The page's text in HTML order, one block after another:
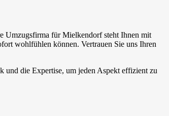
Umzugsfirma für Mielkendorf steht Ihnen mit
wohlfühlen können. Vertrauen Sie uns Ihren
und die Expertise, um jeden Aspekt effizient zu